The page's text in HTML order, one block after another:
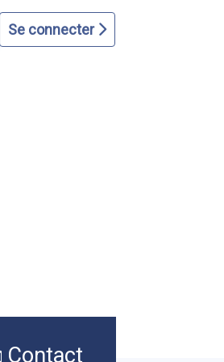
Se connecter
Contact